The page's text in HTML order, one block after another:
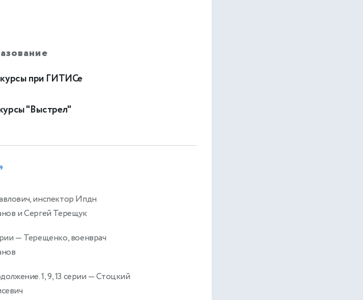
при ГИТИСе
"Выстрел"
инспектор Ипдн
и Сергей Терещук
— Терещенко, военврач
1, 9, 13 серии — Стоцкий